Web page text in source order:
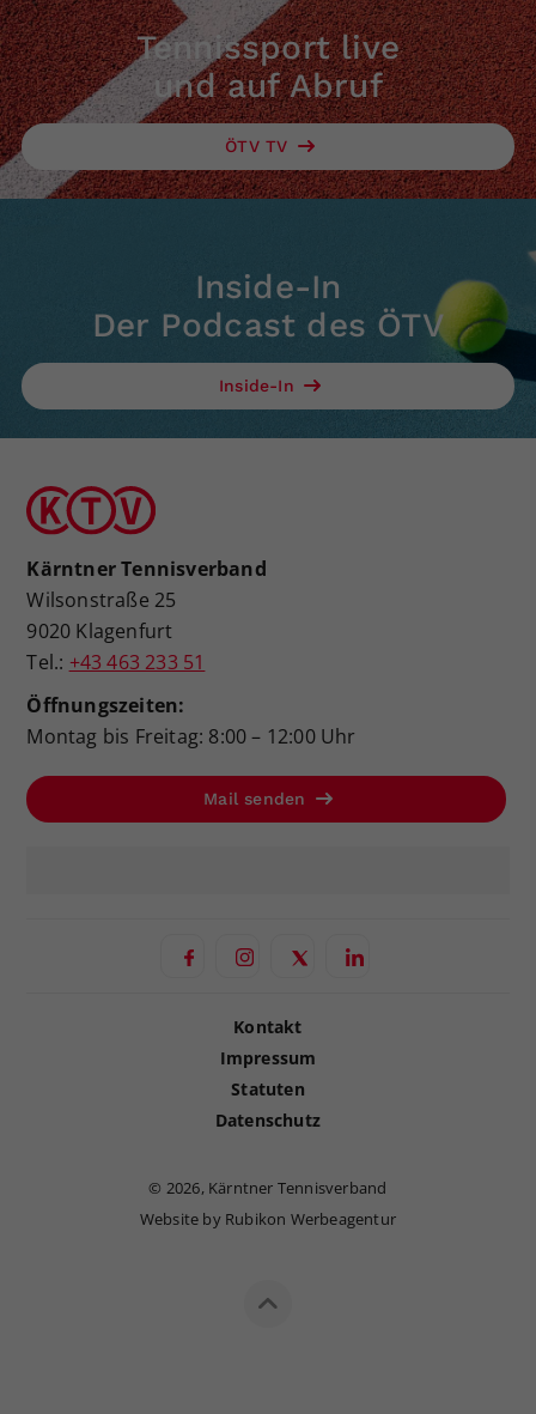
Tennissport live
und auf Abruf
ÖTV TV
Inside-In
Der Podcast des ÖTV
Inside-In
Kärntner Tennisverband
Wilsonstraße 25
9020 Klagenfurt
Tel.: +43 463 233 51
Öffnungszeiten:
Montag bis Freitag: 8:00 – 12:00 Uhr
Mail senden
Kontakt
Impressum
Statuten
Datenschutz
© 2026, Kärntner Tennisverband
Website by Rubikon Werbeagentur